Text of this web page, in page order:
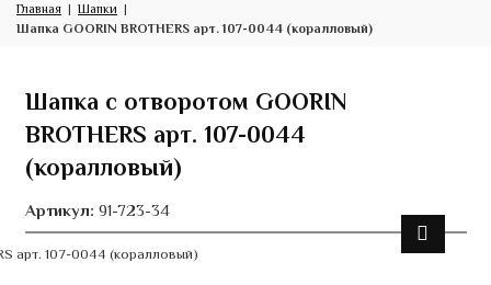
Главная
Шапки
Шапка GOORIN BROTHERS арт. 107-0044 (коралловый)
Шапка с отворотом GOORIN
BROTHERS арт. 107-0044
(коралловый)
Артикул: 91-723-34